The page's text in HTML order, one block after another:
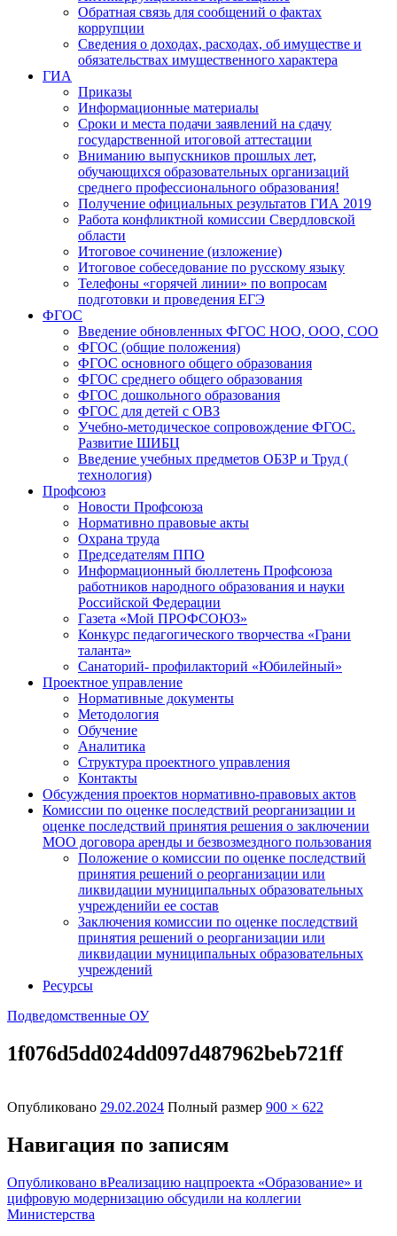
Обратная связь для сообщений о фактах
коррупции
Сведения о доходах, расходах, об имуществе и
обязательствах имущественного характера
ГИА
Приказы
Информационные материалы
Сроки и места подачи заявлений на сдачу
государственной итоговой аттестации
Вниманию выпускников прошлых лет,
обучающихся образовательных организаций
среднего профессионального образования!
Получение официальных результатов ГИА 2019
Работа конфликтной комиссии Свердловской
области
Итоговое сочинение (изложение)
Итоговое собеседование по русскому языку
Телефоны «горячей линии» по вопросам
подготовки и проведения ЕГЭ
ФГОС
Введение обновленных ФГОС НОО, ООО, СОО
ФГОС (общие положения)
ФГОС основного общего образования
ФГОС среднего общего образования
ФГОС дошкольного образования
ФГОС для детей с ОВЗ
Учебно-методическое сопровождение ФГОС.
Развитие ШИБЦ
Введение учебных предметов ОБЗР и Труд (
технология)
Профсоюз
Новости Профсоюза
Нормативно правовые акты
Охрана труда
Председателям ППО
Информационный бюллетень Профсоюза
работников народного образования и науки
Российской Федерации
Газета «Мой ПРОФСОЮЗ»
Конкурс педагогического творчества «Грани
таланта»
Санаторий- профилакторий «Юбилейный»
Проектное управление
Нормативные документы
Методология
Обучение
Аналитика
Структура проектного управления
Контакты
Обсуждения проектов нормативно-правовых актов
Комиссии по оценке последствий реорганизации и
оценке последствий принятия решения о заключении
МОО договора аренды и безвозмездного пользования
Положение о комиссии по оценке последствий
принятия решений о реорганизации или
ликвидации муниципальных образовательных
учрежденийи ее состав
Заключения комиссии по оценке последствий
принятия решений о реорганизации или
ликвидации муниципальных образовательных
учреждений
Ресурсы
Подведомственные ОУ
1f076d5dd024dd097d487962beb721ff
Опубликовано 29.02.2024 Полный размер 900 × 622
Навигация по записям
Опубликовано вРеализацию нацпроекта «Образование» и
цифровую модернизацию обсудили на коллегии
Министерства